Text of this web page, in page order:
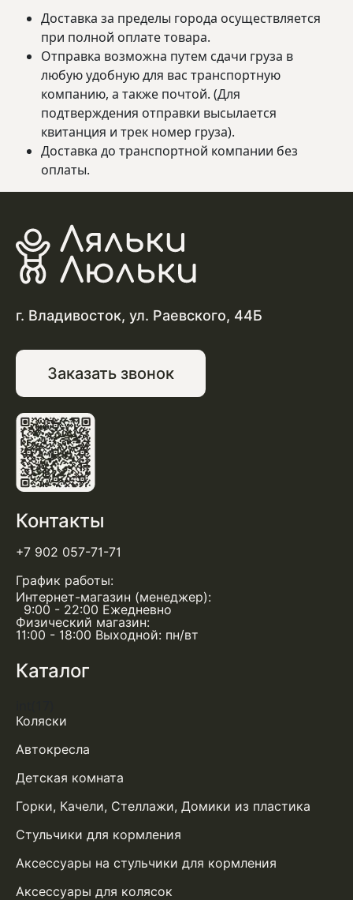
Доставка за пределы города осуществляется
при полной оплате товара.
Отправка возможна путем сдачи груза в
любую удобную для вас транспортную
компанию, а также почтой. (Для
подтверждения отправки высылается
квитанция и трек номер груза).
Доставка до транспортной компании без
оплаты.
г. Владивосток, ул. Раевского, 44Б
Заказать звонок
Контакты
+7 902 057-71-71
График работы:
Интернет-магазин (менеджер):
9:00 - 22:00 Ежедневно
Физический магазин:
11:00 - 18:00 Выходной: пн/вт
Каталог
Коляски
Автокресла
Детская комната
Горки, Качели, Стеллажи, Домики из пластика
Стульчики для кормления
Аксессуары на стульчики для кормления
Аксессуары для колясок